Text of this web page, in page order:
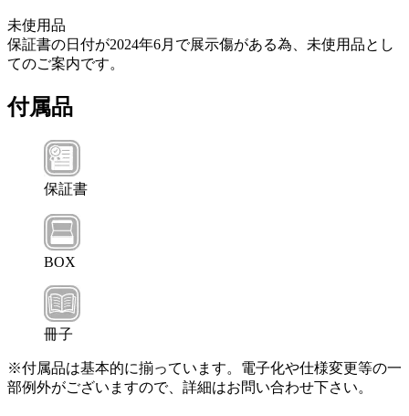
未使用品
保証書の日付が2024年6月で展示傷がある為、未使用品とし
てのご案内です。
付属品
保証書
BOX
冊子
※付属品は基本的に揃っています。電子化や仕様変更等の一
部例外がございますので、詳細はお問い合わせ下さい。